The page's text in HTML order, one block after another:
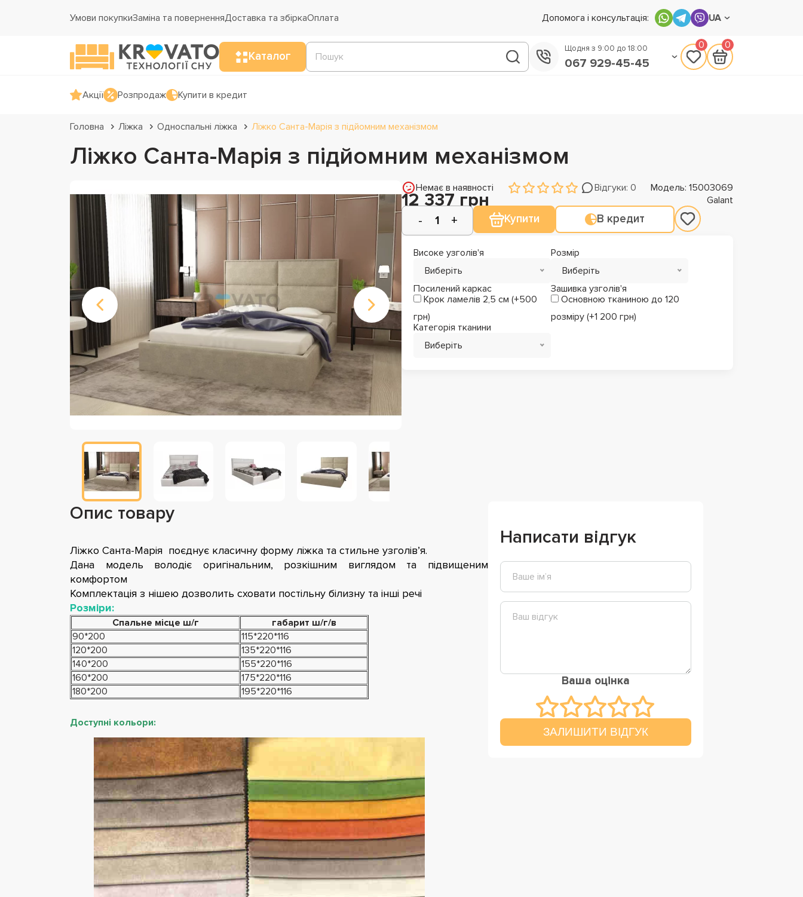
Умови покупкиЗаміна та поверненняДоставка та збіркаОплата Допомога і консультація: UA
Каталог
Щодня з 9:00 до 18:00
067 929-45-45
0 0
Акції Розпродаж Купити в кредит
Головна Ліжка Односпальні ліжка Ліжко Санта-Марія з підйомним механізмом
Ліжко Санта-Марія з підйомним механізмом
Немає в наявності Відгуки: 0 Модель: 15003069
12 337 грн Galant
Купити В кредит
Високе узголів'я
Виберіть
Розмір
Виберіть
Посилений каркас
Крок ламелів 2,5 см (+500
грн)
Зашивка узголів'я
Основною тканиною до 120
розміру (+1 200 грн)
Категорія тканини
Виберіть
Опис товару
Ліжко Санта-Марія поєднує класичну форму ліжка та стильне узголів’я.
Дана модель володіє оригінальним, розкішним виглядом та підвищеним
комфортом
Комплектація з нішею дозволить сховати постільну білизну та інші речі
Розміри:
Спальне місце ш/г
габарит ш/г/в
90*200
115*220*116
120*200
135*220*116
140*200
155*220*116
160*200
175*220*116
180*200
195*220*116
Доступні кольори:
Написати відгук
Ваша оцінка
ЗАЛИШИТИ ВІДГУК